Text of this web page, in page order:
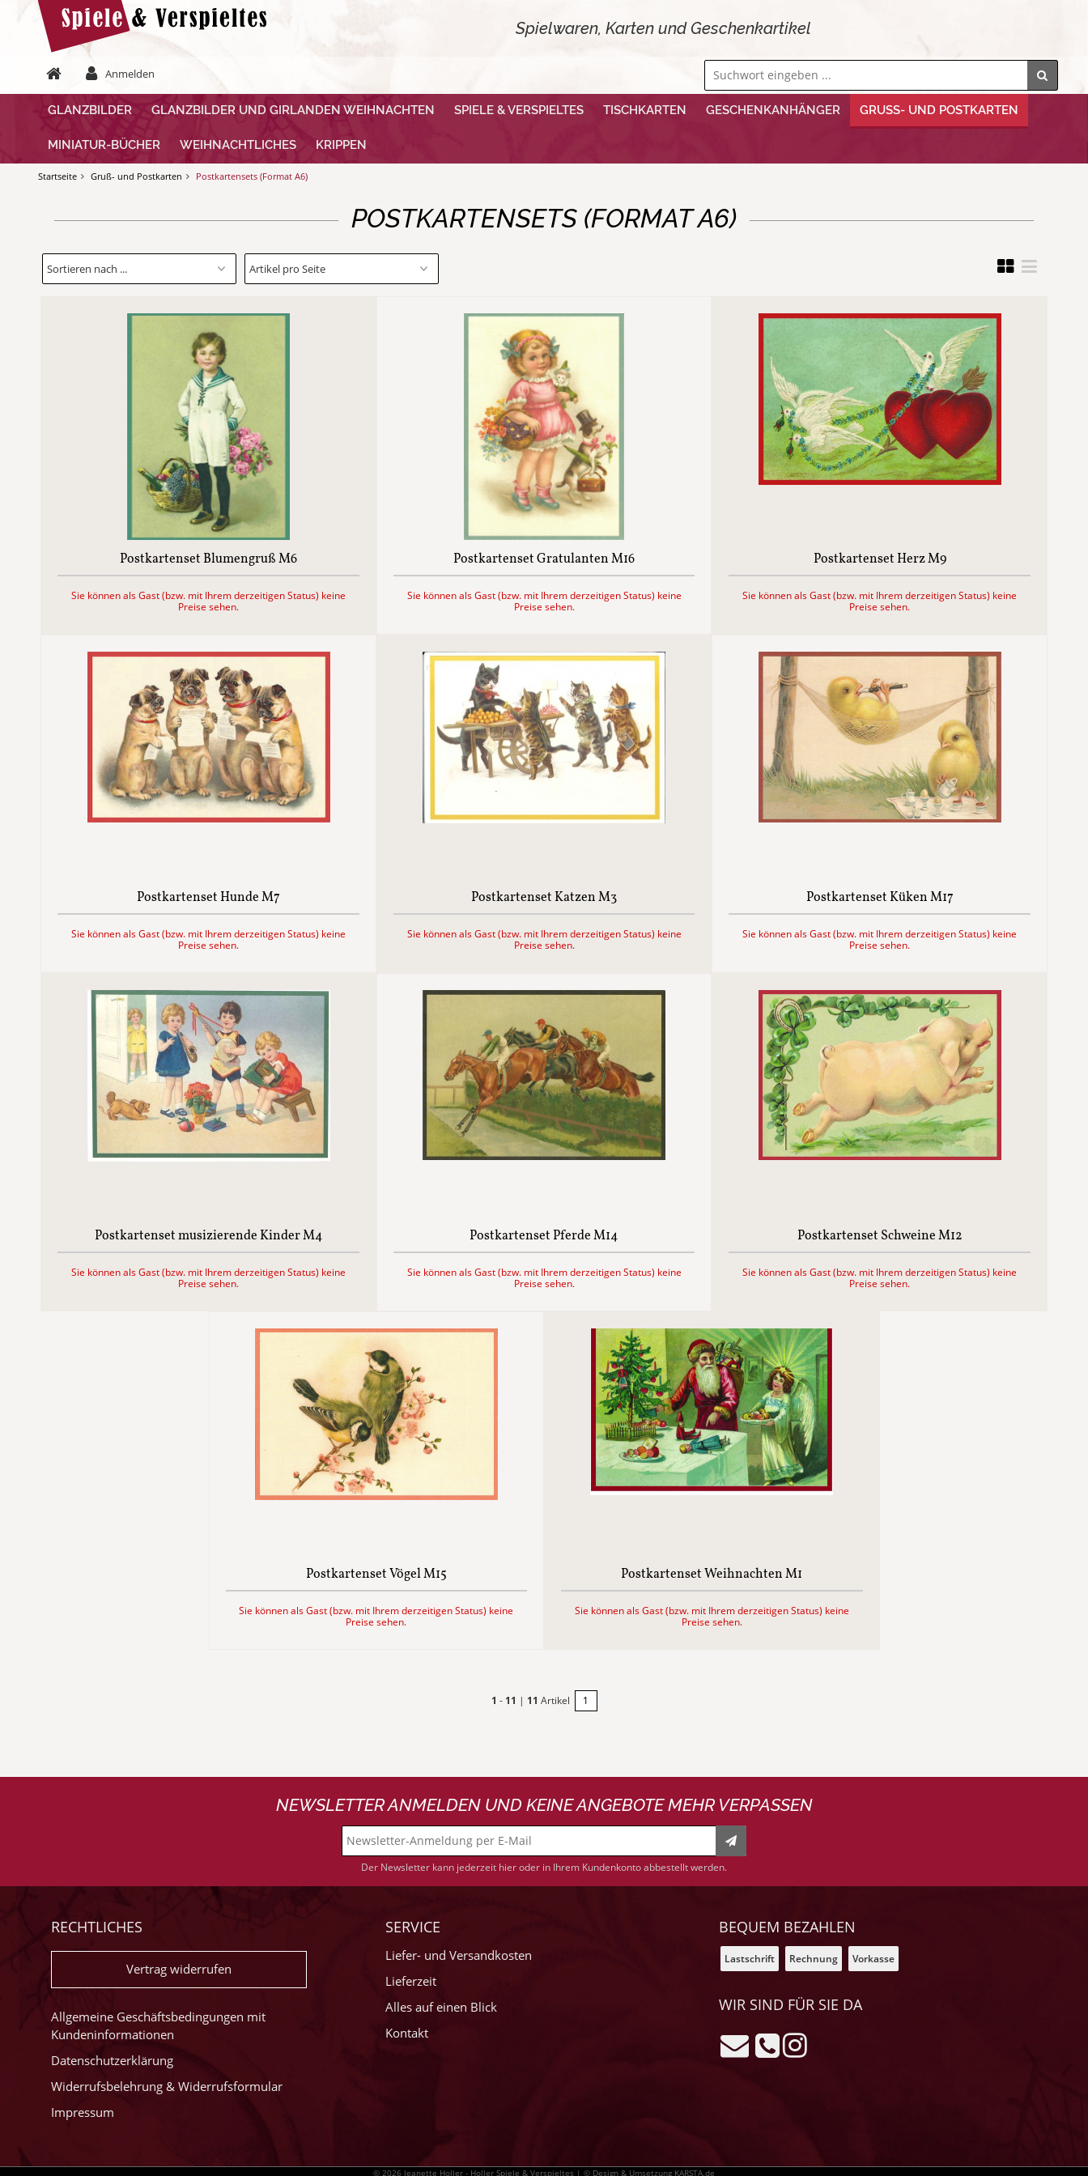
Spielwaren, Karten und Geschenkartikel
Anmelden
GLANZBILDER GLANZBILDER UND GIRLANDEN WEIHNACHTEN SPIELE & VERSPIELTES TISCHKARTEN GESCHENKANHÄNGER GRUSS- UND POSTKARTEN
MINIATUR-BÜCHER WEIHNACHTLICHES KRIPPEN
Startseite Gruß- und Postkarten Postkartensets (Format A6)
POSTKARTENSETS (FORMAT A6)
Postkartenset Blumengruß M6
Sie können als Gast (bzw. mit Ihrem derzeitigen Status) keine
Preise sehen.
Postkartenset Gratulanten M16
Sie können als Gast (bzw. mit Ihrem derzeitigen Status) keine
Preise sehen.
Postkartenset Herz M9
Sie können als Gast (bzw. mit Ihrem derzeitigen Status) keine
Preise sehen.
Postkartenset Hunde M7
Sie können als Gast (bzw. mit Ihrem derzeitigen Status) keine
Preise sehen.
Postkartenset Katzen M3
Sie können als Gast (bzw. mit Ihrem derzeitigen Status) keine
Preise sehen.
Postkartenset Küken M17
Sie können als Gast (bzw. mit Ihrem derzeitigen Status) keine
Preise sehen.
Postkartenset musizierende Kinder M4
Sie können als Gast (bzw. mit Ihrem derzeitigen Status) keine
Preise sehen.
Postkartenset Pferde M14
Sie können als Gast (bzw. mit Ihrem derzeitigen Status) keine
Preise sehen.
Postkartenset Schweine M12
Sie können als Gast (bzw. mit Ihrem derzeitigen Status) keine
Preise sehen.
Postkartenset Vögel M15
Sie können als Gast (bzw. mit Ihrem derzeitigen Status) keine
Preise sehen.
Postkartenset Weihnachten M1
Sie können als Gast (bzw. mit Ihrem derzeitigen Status) keine
Preise sehen.
1 - 11 | 11 Artikel 1
NEWSLETTER ANMELDEN UND KEINE ANGEBOTE MEHR VERPASSEN
Der Newsletter kann jederzeit hier oder in Ihrem Kundenkonto abbestellt werden.
RECHTLICHES
Vertrag widerrufen
Allgemeine Geschäftsbedingungen mit
Kundeninformationen
Datenschutzerklärung
Widerrufsbelehrung & Widerrufsformular
Impressum
SERVICE
Liefer- und Versandkosten
Lieferzeit
Alles auf einen Blick
Kontakt
BEQUEM BEZAHLEN
Lastschrift Rechnung Vorkasse
WIR SIND FÜR SIE DA
© 2026 Jeanette Holler - Holler Spiele & Verspieltes | © Design & Umsetzung KARSTA.de